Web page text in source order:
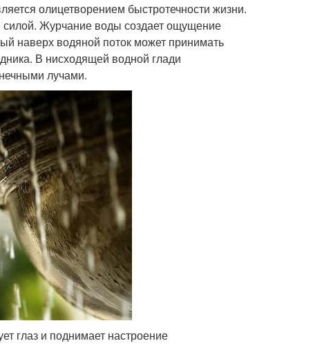
олицетворением быстротечности жизни.
Журчание воды создает ощущение
наверх водяной поток может принимать
В нисходящей водной глади
лучами.
глаз и поднимает настроение